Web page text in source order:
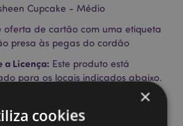
Cupcake - Médio
oferta de cartão com uma etiqueta
presa às pegas do cordão
a Licença: Este produto está
para os locais indicados abaixo.
áreas, não tente comprar este
fizer, o produto será removido da
precisar de mais informações,
×
cookies